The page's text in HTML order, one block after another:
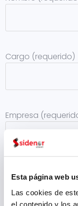
Esta página web
Las cookies de
el contenido y los
Cargo (requerido)
Empresa
Sector (requerido)